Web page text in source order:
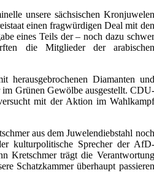
unsere sächsischen Kronjuwelen
einen fragwürdigen Deal mit den
eines Teils der – noch dazu schwer
die Mitglieder der arabischen
herausgebrochenen Diamanten und
im Grünen Gewölbe ausgestellt. CDU-
mit der Aktion im Wahlkampf
aus dem Juwelendiebstahl noch
kulturpolitische Sprecher der AfD-
Kretschmer trägt die Verantwortung
Schatzkammer überhaupt passieren